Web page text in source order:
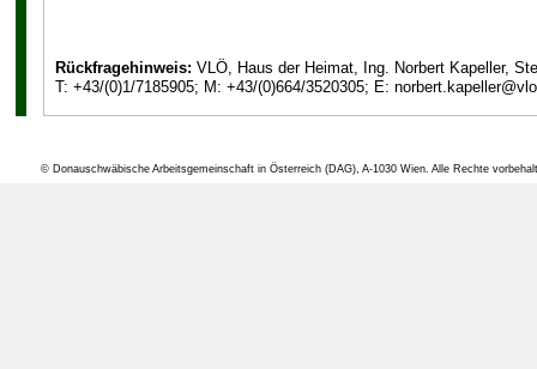
© Donauschwäbische Arbeitsgemeinschaft in Österreich (DAG), A-1030 Wien. Alle Rechte
Rückfragehinweis: VLÖ, Haus der Heimat, Ing. Norbert Kapeller,
T: +43/(0)1/7185905; M: +43/(0)664/3520305; E: